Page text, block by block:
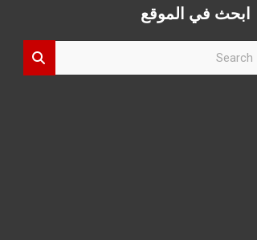
ابحث في الموقع